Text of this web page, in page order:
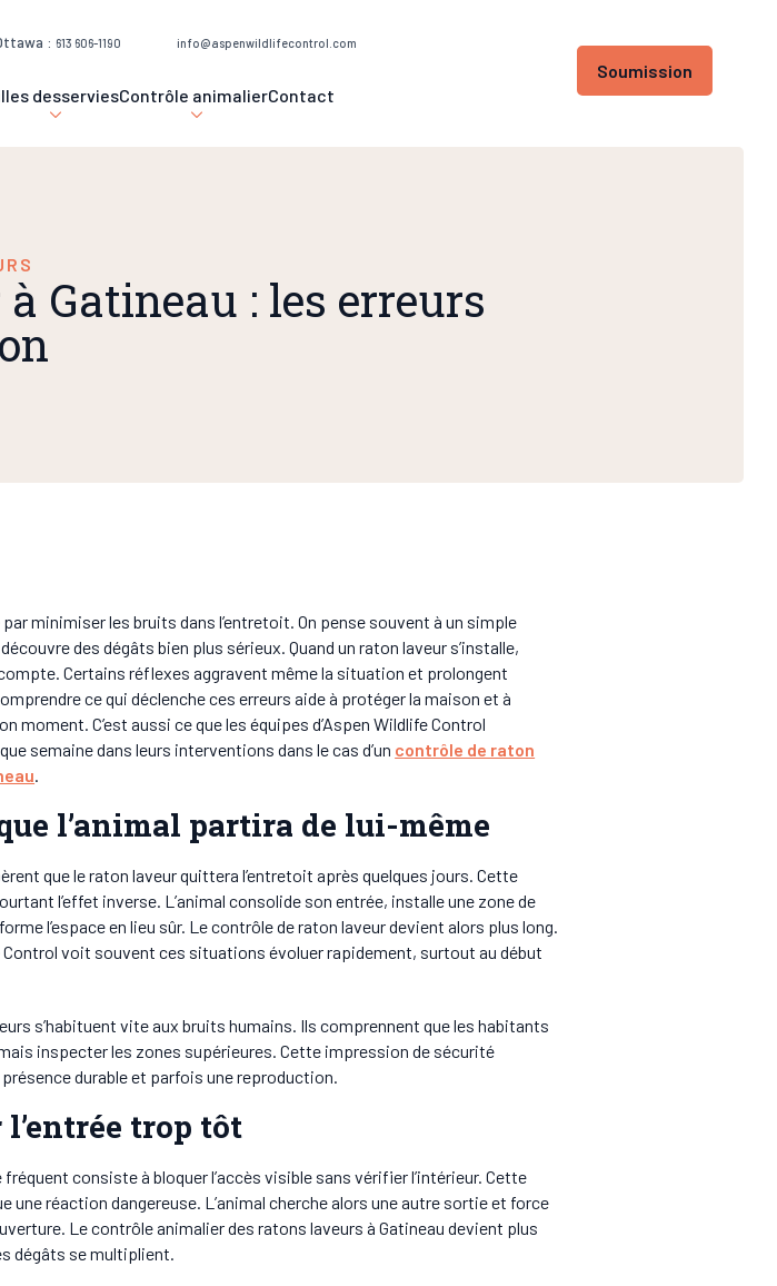
: 613 606-1190 info@aspenwildlifecontrol.com
desserviesContrôle animalierContact
Soumission
Gatineau : les erreurs
minimiser les bruits dans l’entretoit. On pense souvent à un simple
des dégâts bien plus sérieux. Quand un raton laveur s’installe,
Certains réflexes aggravent même la situation et prolongent
ce qui déclenche ces erreurs aide à protéger la maison et à
moment. C’est aussi ce que les équipes d’Aspen Wildlife Control
semaine dans leurs interventions dans le cas d’un contrôle de raton
.
l’animal partira de lui-même
que le raton laveur quittera l’entretoit après quelques jours. Cette
l’effet inverse. L’animal consolide son entrée, installe une zone de
l’espace en lieu sûr. Le contrôle de raton laveur devient alors plus long.
Control voit souvent ces situations évoluer rapidement, surtout au début
s’habituent vite aux bruits humains. Ils comprennent que les habitants
inspecter les zones supérieures. Cette impression de sécurité
durable et parfois une reproduction.
l’entrée trop tôt
fréquent consiste à bloquer l’accès visible sans vérifier l’intérieur. Cette
une réaction dangereuse. L’animal cherche alors une autre sortie et force
Le contrôle animalier des ratons laveurs à Gatineau devient plus
dégâts se multiplient.